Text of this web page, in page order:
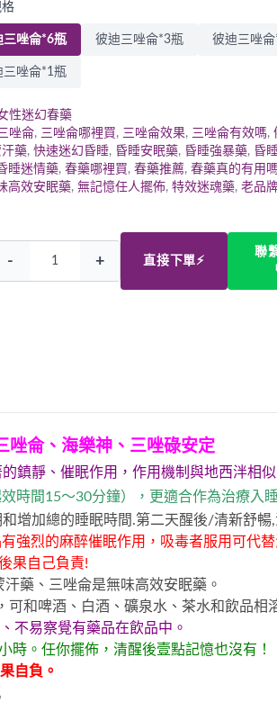
三唑侖*6瓶 彼迪三唑侖*3瓶 彼迪三唑
三唑侖*1瓶
性迷幻春藥
唑侖, 三唑侖哪裡買, 三唑侖效果, 三唑侖有效嗎,
藥, 快速迷幻昏睡, 昏睡安眠藥, 昏睡強暴藥, 昏
睡迷情藥, 春藥哪裡買, 春藥推薦, 春藥真的有用
高效安眠藥, 無記憶任人擺佈, 特效迷魂藥, 老品
- + 直接下單⚡
聯
唑侖、海樂神、三唑碌安定
鎮靜、催眠作用，作用機制與地西泮相
時間15～30分鐘），更適合作為治療入
增加總的睡眠時間.第二天醒後/清新舒暢
有強烈的麻醉催眠作用，吸毒者服用可代
果自己負責!
藥、三唑侖是無味高效安眠藥。
和啤酒、白酒、礦泉水、茶水和飲品相
不易察覺有藥品在飲品中。
時。任你擺佈，清醒後壹點記憶也沒有！
自負。